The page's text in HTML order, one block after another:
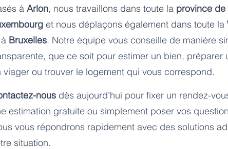
à Arlon, nous travaillons dans toute la province de
et nous déplaçons également dans toute la
Bruxelles. Notre équipe vous conseille de manière
que ce soit pour estimer un bien, préparer
viager ou trouver le logement qui vous correspond.
nous dès aujourd’hui pour fixer un rendez-
estimation gratuite ou simplement poser vos
vous répondrons rapidement avec des solutions
situation.